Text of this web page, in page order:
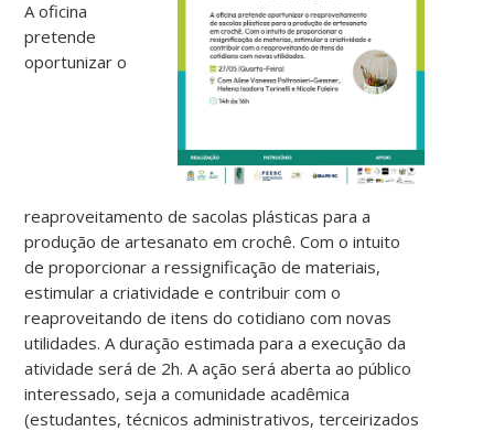
A oficina
pretende
oportunizar o
reaproveitamento de sacolas plásticas para a
produção de artesanato em crochê. Com o intuito
de proporcionar a ressignificação de materiais,
estimular a criatividade e contribuir com o
reaproveitando de itens do cotidiano com novas
utilidades. A duração estimada para a execução da
atividade será de 2h. A ação será aberta ao público
interessado, seja a comunidade acadêmica
(estudantes, técnicos administrativos, terceirizados